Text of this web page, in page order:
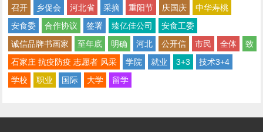
召开
乡促会 河北省 采摘 重阳节 庆国庆
中华寿桃
安食委
合作协议 签署 臻亿佳公司
安食工委
诚信品牌书画家
至年底 明确 河北 公开信 市民 全体
致
石家庄 抗疫防疫 志愿者 风采
学院 就业 3+3
技术3+4
学校
职业 国际 大学 留学